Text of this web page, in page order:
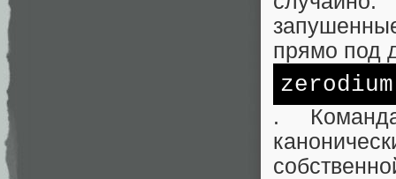
прямо под
zerodium
.